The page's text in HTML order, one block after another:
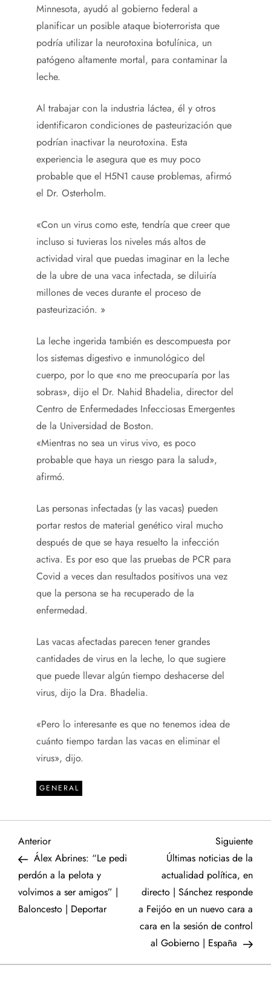
Minnesota, ayudó al gobierno federal a
planificar un posible ataque bioterrorista que
podría utilizar la neurotoxina botulínica, un
patógeno altamente mortal, para contaminar la
leche.
Al trabajar con la industria láctea, él y otros
identificaron condiciones de pasteurización que
podrían inactivar la neurotoxina. Esta
experiencia le asegura que es muy poco
probable que el H5N1 cause problemas, afirmó
el Dr. Osterholm.
«Con un virus como este, tendría que creer que
incluso si tuvieras los niveles más altos de
actividad viral que puedas imaginar en la leche
de la ubre de una vaca infectada, se diluiría
millones de veces durante el proceso de
pasteurización. »
La leche ingerida también es descompuesta por
los sistemas digestivo e inmunológico del
cuerpo, por lo que «no me preocuparía por las
sobras», dijo el Dr. Nahid Bhadelia, director del
Centro de Enfermedades Infecciosas Emergentes
de la Universidad de Boston.
«Mientras no sea un virus vivo, es poco
probable que haya un riesgo para la salud»,
afirmó.
Las personas infectadas (y las vacas) pueden
portar restos de material genético viral mucho
después de que se haya resuelto la infección
activa. Es por eso que las pruebas de PCR para
Covid a veces dan resultados positivos una vez
que la persona se ha recuperado de la
enfermedad.
Las vacas afectadas parecen tener grandes
cantidades de virus en la leche, lo que sugiere
que puede llevar algún tiempo deshacerse del
virus, dijo la Dra. Bhadelia.
«Pero lo interesante es que no tenemos idea de
cuánto tiempo tardan las vacas en eliminar el
virus», dijo.
GENERAL
N
a
v
g
Entrada
anterior
Anterior
Álex Abrines: “Le pedi
perdón a la pelota y
volvimos a ser amigos” |
Baloncesto | Deportar
Siguiente
Últimas noticias de la
actualidad política, en
directo | Sánchez responde
a Feijóo en un nuevo cara a
cara en la sesión de control
al Gobierno | España